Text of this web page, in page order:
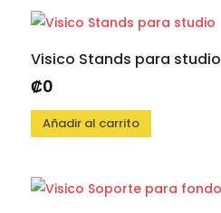
Visico Stands para studio
₡0
Añadir al carrito